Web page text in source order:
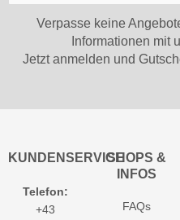
Verpasse keine
Informationen mit
Jetzt anmelden und
KUNDENSERVICE
Telefon:
+43
SHOPS &
INFOS
FAQs